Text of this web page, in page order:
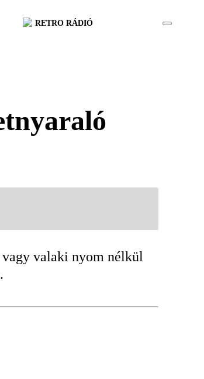
RETRO RÁDIÓ
valaki nyom nélkül